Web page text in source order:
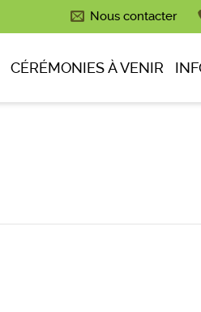
Nous contacter
CÉRÉMONIES À VENIR